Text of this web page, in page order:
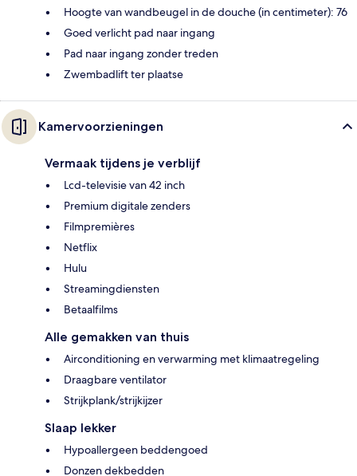
Hoogte van wandbeugel in de douche (in centimeter): 76
Goed verlicht pad naar ingang
Pad naar ingang zonder treden
Zwembadlift ter plaatse
Kamervoorzieningen
Vermaak tijdens je verblijf
Lcd-televisie van 42 inch
Premium digitale zenders
Filmpremières
Netflix
Hulu
Streamingdiensten
Betaalfilms
Alle gemakken van thuis
Airconditioning en verwarming met klimaatregeling
Draagbare ventilator
Strijkplank/strijkijzer
Slaap lekker
Hypoallergeen beddengoed
Donzen dekbedden